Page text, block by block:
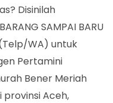
Disinilah
SAMPAI BARU
(Telp/WA) untuk
Pertamini
Bener Meriah
Aceh,